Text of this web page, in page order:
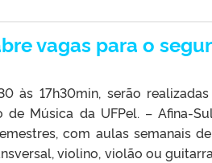
vagas para o
às 17h30min, serão
Música da UFPel. – Afina-
com aulas semanais
violino, violão ou